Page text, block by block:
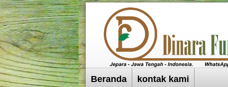
Beranda kontak kami